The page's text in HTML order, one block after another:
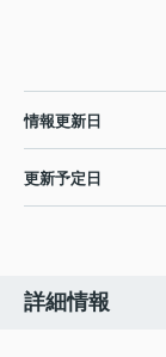
情報更新日
更新予定日
詳細情報